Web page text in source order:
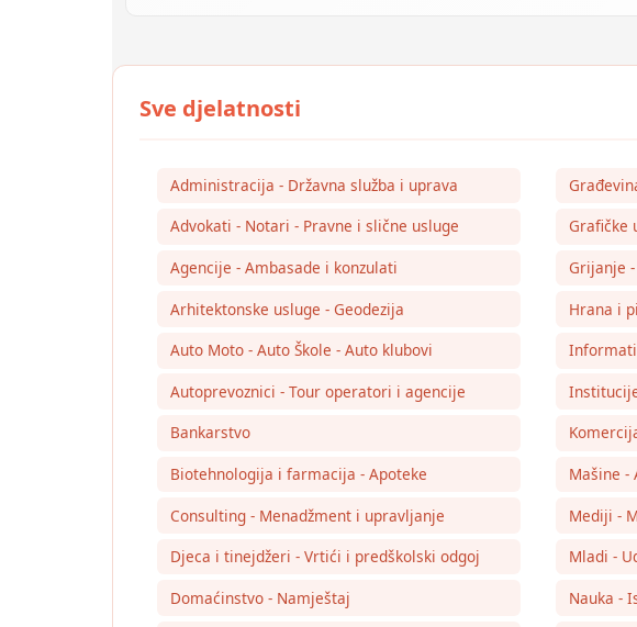
Administracija - Državna služba i uprava
Advokati - Notari - Pravne i slične usluge
Agencije - Ambasade i konzulati
Arhitektonske usluge - Geodezija
Auto Moto - Auto Škole - Auto klubovi
Autoprevoznici - Tour operatori i agencije
Bankarstvo
Biotehnologija i farmacija - Apoteke
Consulting - Menadžment i upravljanje
Djeca i tinejdžeri - Vrtići i predškolski odgoj
Domaćinstvo - Namještaj
Grafičke
Grijanje
Hrana i
Mašine -
Mediji -
Mladi -
Nauka -